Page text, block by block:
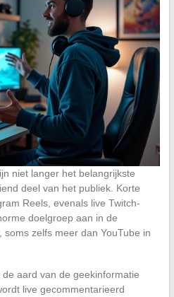
niet langer het belangrijkste
deel van het publiek. Korte
Reels, evenals live Twitch-
doelgroep aan in de
zelfs meer dan YouTube in
aard van de geekinformatie
live gecommentarieerd